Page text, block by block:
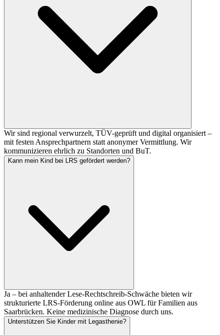
Wir sind regional verwurzelt, TÜV-geprüft und digital organisiert –
mit festen Ansprechpartnern statt anonymer Vermittlung. Wir
kommunizieren ehrlich zu Standorten und BuT.
Kann mein Kind bei LRS gefördert werden?
Ja – bei anhaltender Lese-Rechtschreib-Schwäche bieten wir
strukturierte LRS-Förderung online aus OWL für Familien aus
Saarbrücken. Keine medizinische Diagnose durch uns.
Unterstützen Sie Kinder mit Legasthenie?